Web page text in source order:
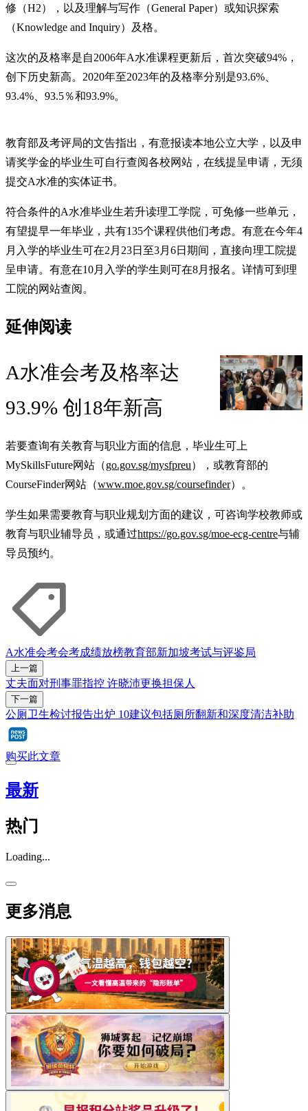
修（H2），以及理解与写作（General Paper）或知识探索
（Knowledge and Inquiry）及格。
这次的及格率是自2006年A水准课程更新后，首次突破94%，
创下历史新高。2020年至2023年的及格率分别是93.6%、
93.4%、93.5％和93.9%。
教育部及考评局的文告指出，有意报读本地公立大学，以及申
请奖学金的毕业生可自行查阅各校网站，在线提呈申请，无须
提交A水准的实体证书。
符合条件的A水准毕业生若升读理工学院，可免修一些单元，
有望提早一年毕业，共有135个课程供他们考虑。有意在今年4
月入学的毕业生可在2月23日至3月6日期间，直接向理工院提
呈申请。有意在10月入学的学生则可在8月报名。详情可到理
工院的网站查阅。
延伸阅读
A水准会考及格率达
93.9% 创18年新高
若要查询有关教育与职业方面的信息，毕业生可上
MySkillsFuture网站（go.gov.sg/mysfpreu），或教育部的
CourseFinder网站（www.moe.gov.sg/coursefinder）。
学生如果需要教育与职业规划方面的建议，可咨询学校教师或
教育与职业辅导员，或通过https://go.gov.sg/moe-ecg-centre与辅
导员预约。
A水准会考会考成绩放榜教育部新加坡考试与评鉴局
上一篇
丈夫面对刑事罪指控 许晓沛更换担保人
下一篇
公厕卫生检讨报告出炉 10建议包括厕所翻新和深度清洁补助
购买此文章
最新
热门
Loading...
更多消息